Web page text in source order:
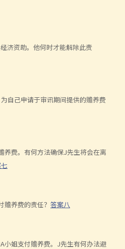
济资助。他何时才能解除此责
自己申请于审讯期间提供的赡养费
养费。有何方法确保J先生将会在离
养费的责任？ 答案八
小姐支付赡养费。J先生有何办法避
又在香港嫁给别人，算不算重婚？
在内地和其他人合法结婚，支付方是
请求法庭宣告婚姻因重婚而无效，以
权利？
？
久居留权吗？
或所在小区造成损毁，我是否需要承